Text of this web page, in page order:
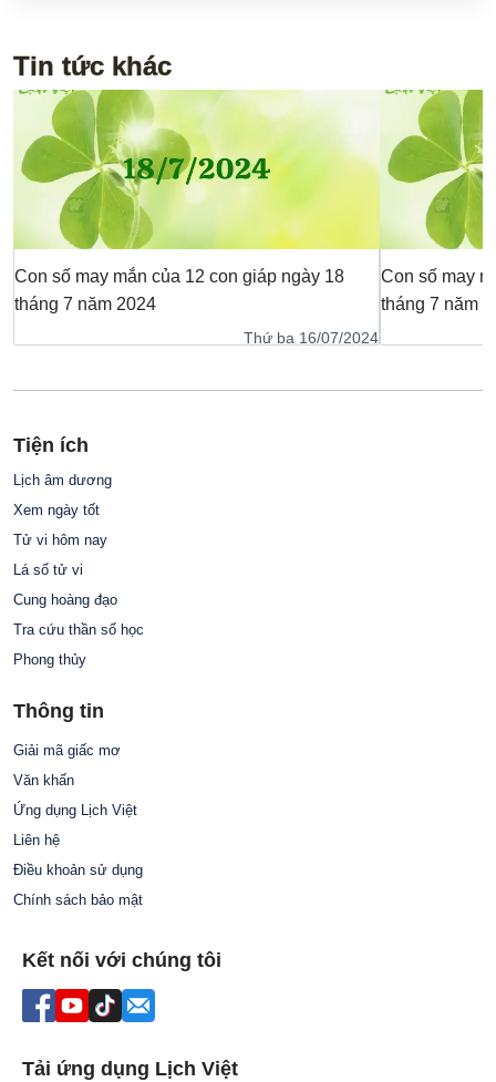
Tin tức khác
Con số may mắn của 12 con giáp ngày 18
tháng 7 năm 2024
Thứ ba 16/07/2024
Con số may
tháng 7 năm
Tiện ích
Lịch âm dương
Xem ngày tốt
Tử vi hôm nay
Lá số tử vi
Cung hoàng đạo
Tra cứu thần số học
Phong thủy
Thông tin
Giải mã giấc mơ
Văn khấn
Ứng dụng Lịch Việt
Liên hệ
Điều khoản sử dụng
Chính sách bảo mật
Kết nối với chúng tôi
Tải ứng dụng Lịch Việt